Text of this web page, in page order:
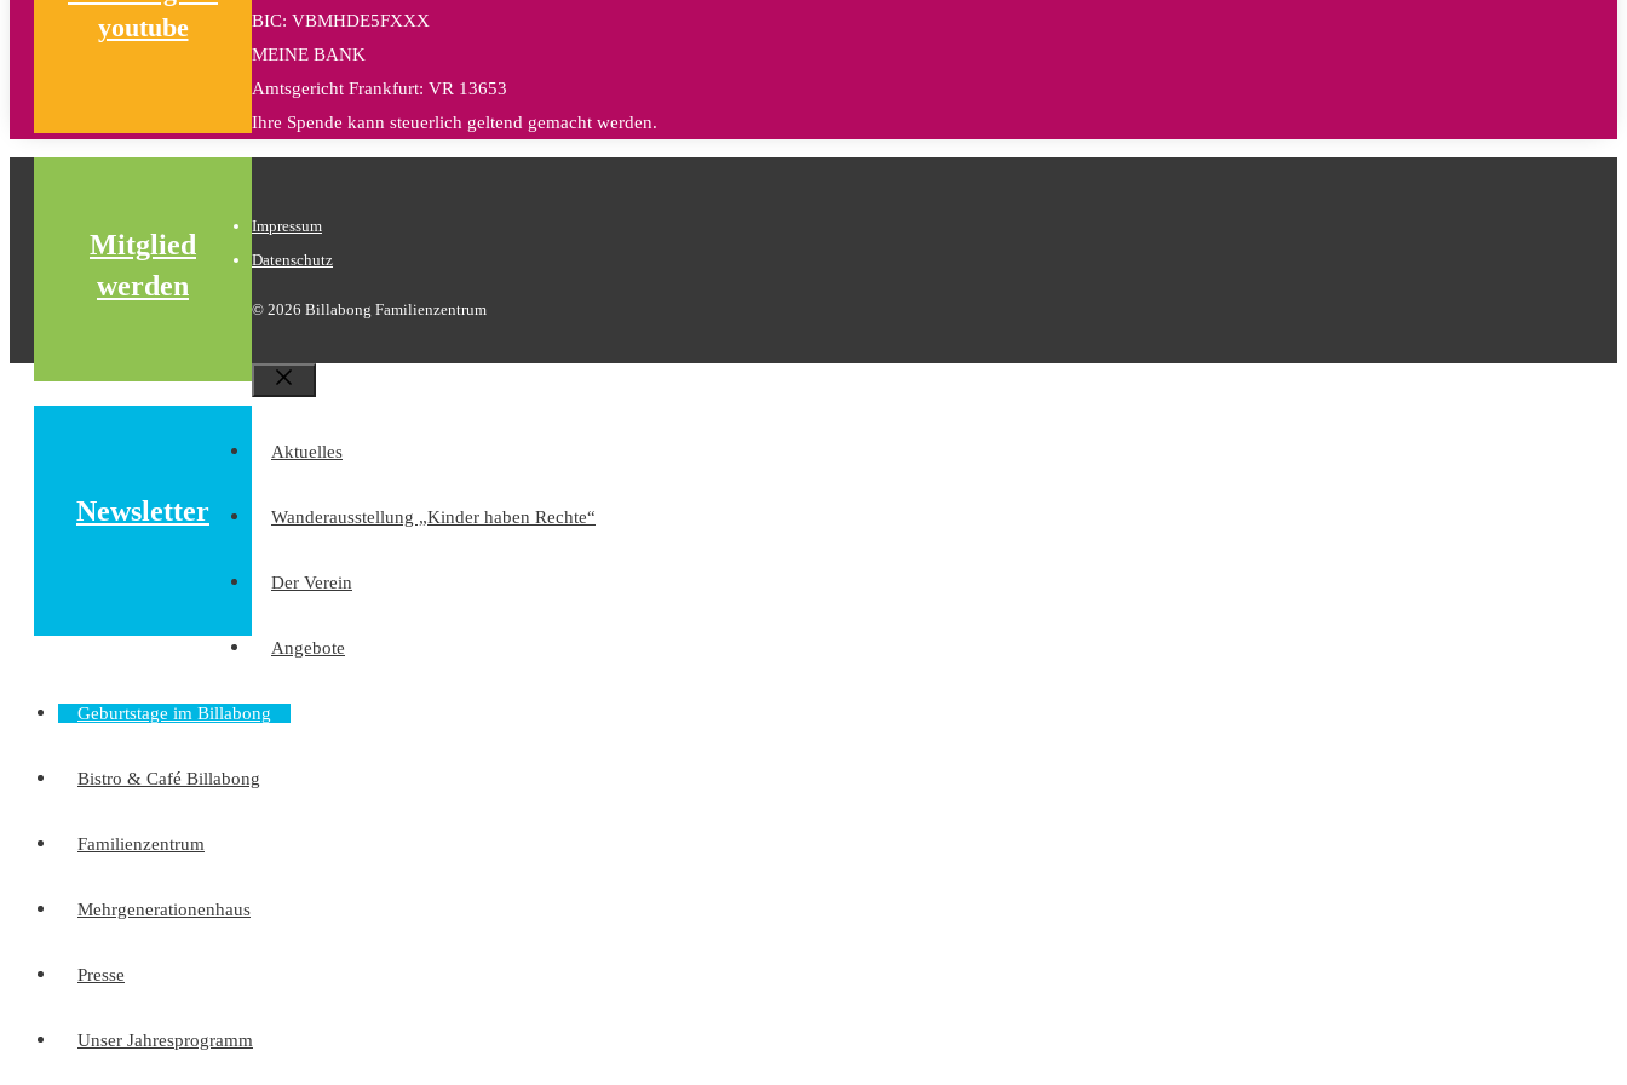
youtube
Mitglied
werden
Newsletter
BIC: VBMHDE5FXXX
MEINE BANK
Amtsgericht Frankfurt: VR 13653
Ihre Spende kann steuerlich geltend gemacht werden.
Impressum
Datenschutz
© 2026 Billabong Familienzentrum
Schließen
Aktuelles
Wanderausstellung „Kinder haben Rechte“
Der Verein
Angebote
Geburtstage im Billabong
Bistro & Café Billabong
Familienzentrum
Mehrgenerationenhaus
Presse
Unser Jahresprogramm